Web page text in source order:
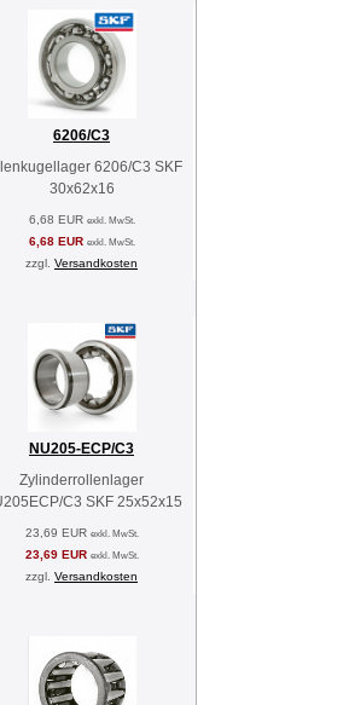
6206/C3
6206/C3 SKF
30x62x16
6,68 EUR exkl. MwSt.
6,68 EUR exkl. MwSt.
zzgl. Versandkosten
NU205-ECP/C3
Zylinderrollenlager
C3 SKF 25x52x15
23,69 EUR exkl. MwSt.
23,69 EUR exkl. MwSt.
zzgl. Versandkosten